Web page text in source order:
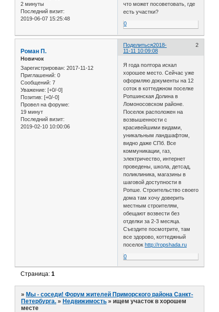
2 минуты
Последний визит:
2019-06-07 15:25:48
что может посоветовать, где
есть участки?
0
Поделиться 2
2018-
11-11 10:09:08
Роман П.
Новичок
Зарегистрирован: 2017-11-12
Приглашений: 0
Сообщений: 7
Уважение: [+0/-0]
Позитив: [+0/-0]
Провел на форуме:
19 минут
Последний визит:
2019-02-10 10:00:06
Я года полтора искал
хорошее место. Сейчас уже
оформляю документы на 12
соток в коттеджном поселке
Ропшинская Долина в
Ломоносовском районе.
Поселок расположен на
возвышенности с
красивейшими видами,
уникальным ландшафтом,
видно даже СПб. Все
коммуникации, газ,
электричество, интернет
проведены, школа, детсад,
поликлиника, магазины в
шаговой доступности в
Ропше. Строительство своего
дома там хочу доверить
местным строителям,
обещают возвести без
отделки за 2-3 месяца.
Съездите посмотрите, там
все здорово, коттеджный
поселок http://ropshada.ru
0
Страница:1
»Мы - соседи! Форум жителей Приморского района Санкт-
Петербурга. »Недвижимость »ищем участок в хорошем
месте